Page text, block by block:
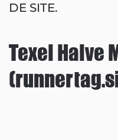
DE SITE.
Texel Halve